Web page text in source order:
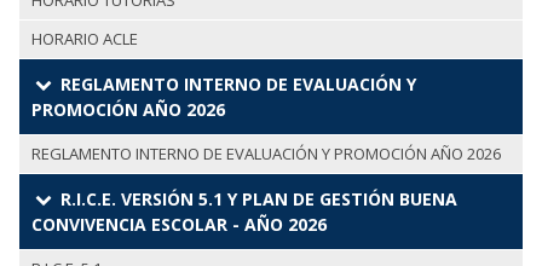
HORARIO ACLE
REGLAMENTO INTERNO DE EVALUACIÓN Y
PROMOCIÓN AÑO 2026
REGLAMENTO INTERNO DE EVALUACIÓN Y PROMOCIÓN AÑO 2026
R.I.C.E. VERSIÓN 5.1 Y PLAN DE GESTIÓN BUENA
CONVIVENCIA ESCOLAR - AÑO 2026